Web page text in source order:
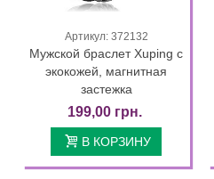
Артикул: 372132
Мужской браслет Xuping с
экокожей, магнитная
застежка
199,00 грн.
В КОРЗИНУ